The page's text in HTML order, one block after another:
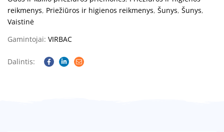
reikmenys, Priežiūros ir higienos reikmenys, Šunys, Šunys,
Vaistinė
Gamintojai: VIRBAC
Dalintis:
Facebook
Linkedin
Email